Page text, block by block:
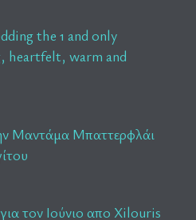
the 1 and only
heartfelt, warm and
Μαντάμα Μπαττερφλάι
τον Ιούνιο απο Xilouris